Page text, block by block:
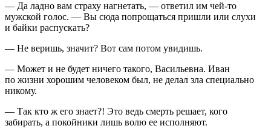
— Да ладно вам страху нагнетать, — ответил им чей-то
мужской голос. — Вы сюда попрощаться пришли или слухи
и байки распускать?
— Не веришь, значит? Вот сам потом увидишь.
— Может и не будет ничего такого, Васильевна. Иван
по жизни хорошим человеком был, не делал зла специально
никому.
— Так кто ж его знает?! Это ведь смерть решает, кого
забирать, а покойники лишь волю ее исполняют.